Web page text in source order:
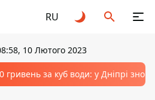
RU
10 Лютого 2023
гривень за куб води: у Дніпрі